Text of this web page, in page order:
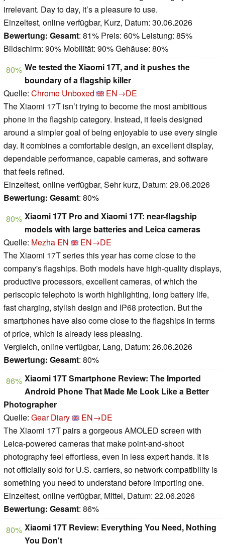
irrelevant. Day to day, it’s a pleasure to use.
Einzeltest, online verfügbar, Kurz, Datum: 30.06.2026
Bewertung: Gesamt: 81% Preis: 60% Leistung: 85%
Bildschirm: 90% Mobilität: 90% Gehäuse: 80%
80% We tested the Xiaomi 17T, and it pushes the
boundary of a flagship killer
Quelle: Chrome Unboxed
EN→DE
The Xiaomi 17T isn’t trying to become the most ambitious
phone in the flagship category. Instead, it feels designed
around a simpler goal of being enjoyable to use every single
day. It combines a comfortable design, an excellent display,
dependable performance, capable cameras, and software
that feels refined.
Einzeltest, online verfügbar, Sehr kurz, Datum: 29.06.2026
Bewertung: Gesamt: 80%
80% Xiaomi 17T Pro and Xiaomi 17T: near-flagship
models with large batteries and Leica cameras
Quelle: Mezha EN
EN→DE
The Xiaomi 17T series this year has come close to the
company's flagships. Both models have high-quality displays,
productive processors, excellent cameras, of which the
periscopic telephoto is worth highlighting, long battery life,
fast charging, stylish design and IP68 protection. But the
smartphones have also come close to the flagships in terms
of price, which is already less pleasing.
Vergleich, online verfügbar, Lang, Datum: 26.06.2026
Bewertung: Gesamt: 80%
86% Xiaomi 17T Smartphone Review: The Imported
Android Phone That Made Me Look Like a Better
Photographer
Quelle: Gear Diary
EN→DE
The Xiaomi 17T pairs a gorgeous AMOLED screen with
Leica-powered cameras that make point-and-shoot
photography feel effortless, even in less expert hands. It is
not officially sold for U.S. carriers, so network compatibility is
something you need to understand before importing one.
Einzeltest, online verfügbar, Mittel, Datum: 22.06.2026
Bewertung: Gesamt: 86%
80% Xiaomi 17T Review: Everything You Need, Nothing
You Don't